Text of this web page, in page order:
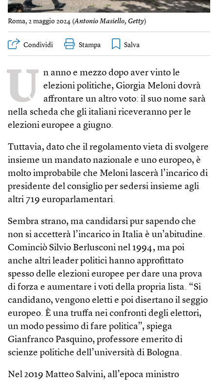
Roma, 2 maggio 2024 (Antonio Masiello, Getty)
Condividi Stampa
U n anno e mezzo dopo aver vinto le
elezioni politiche, Giorgia Meloni dovrà
affrontare un altro voto: il suo nome sarà
nella scheda che gli italiani riceveranno per le
elezioni europee a giugno.
Tuttavia, dato che il regolamento vieta di svolgere
insieme un mandato nazionale e uno europeo, è
molto improbabile che Meloni lascerà l’incarico di
presidente del consiglio per sedersi insieme agli
altri 719 europarlamentari.
Sembra strano, ma candidarsi pur sapendo che
non si accetterà l’incarico in Italia è un’abitudine.
Cominciò Silvio Berlusconi nel 1994, ma poi
anche altri leader politici hanno approfittato
spesso delle elezioni europee per dare una prova
di forza e aumentare i voti della propria lista. “Si
candidano, vengono eletti e poi disertano il seggio
europeo. È una truffa nei confronti degli elettori,
un modo pessimo di fare politica”, spiega
Gianfranco Pasquino, professore emerito di
scienze politiche dell’università di Bologna.
Nel 2019 Matteo Salvini, all’epoca ministro